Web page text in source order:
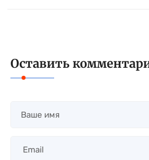
Оставить